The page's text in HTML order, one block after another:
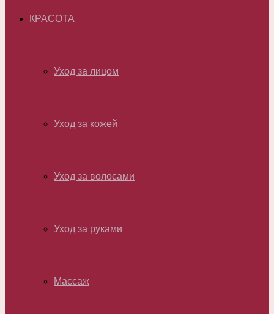
КРАСОТА
Уход за лицом
Уход за кожей
Уход за волосами
Уход за руками
Массаж